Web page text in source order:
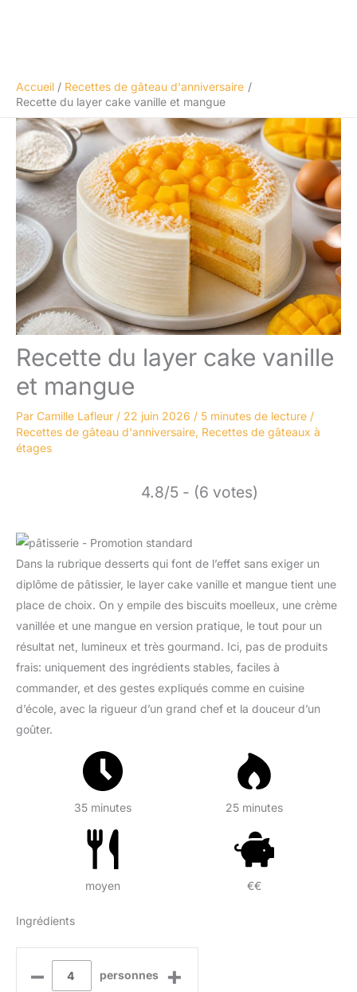
Accueil
Recettes de gâteau d'anniversaire
Recette du layer cake vanille et mangue
Recette du layer cake vanille
et mangue
Par Camille Lafleur / 22 juin 2026 / 5 minutes de lecture /
Recettes de gâteau d'anniversaire, Recettes de gâteaux à
étages
4.8/5 - (6 votes)
Dans la rubrique desserts qui font de l’effet sans exiger un
diplôme de pâtissier, le layer cake vanille et mangue tient une
place de choix. On y empile des biscuits moelleux, une crème
vanillée et une mangue en version pratique, le tout pour un
résultat net, lumineux et très gourmand. Ici, pas de produits
frais: uniquement des ingrédients stables, faciles à
commander, et des gestes expliqués comme en cuisine
d’école, avec la rigueur d’un grand chef et la douceur d’un
goûter.
35 minutes 25 minutes
moyen €€
Ingrédients
– personnes +